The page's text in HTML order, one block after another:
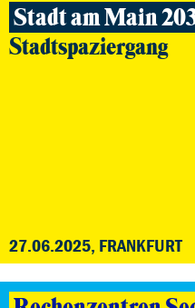
Stadt am Main
Stadtspaziergang
27.06.2025, FRANKFURT